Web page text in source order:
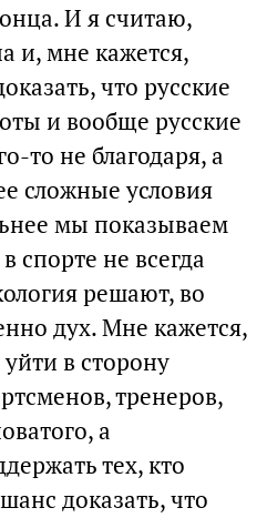
И я считаю,
и, мне кажется,
что русские
и вообще русские
то не благодаря, а
сложные условия
мы показываем
спорте не всегда
решают, во
дух. Мне кажется,
в сторону
тренеров,
а
тех, кто
доказать, что